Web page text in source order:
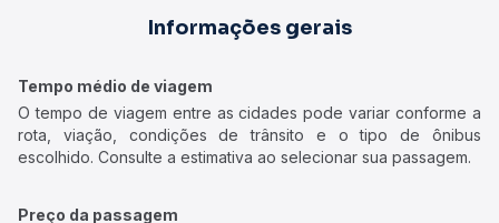
Informações gerais
Tempo médio de viagem
O tempo de viagem entre as cidades pode variar conforme a
rota, viação, condições de trânsito e o tipo de ônibus
escolhido. Consulte a estimativa ao selecionar sua passagem.
Preço da passagem